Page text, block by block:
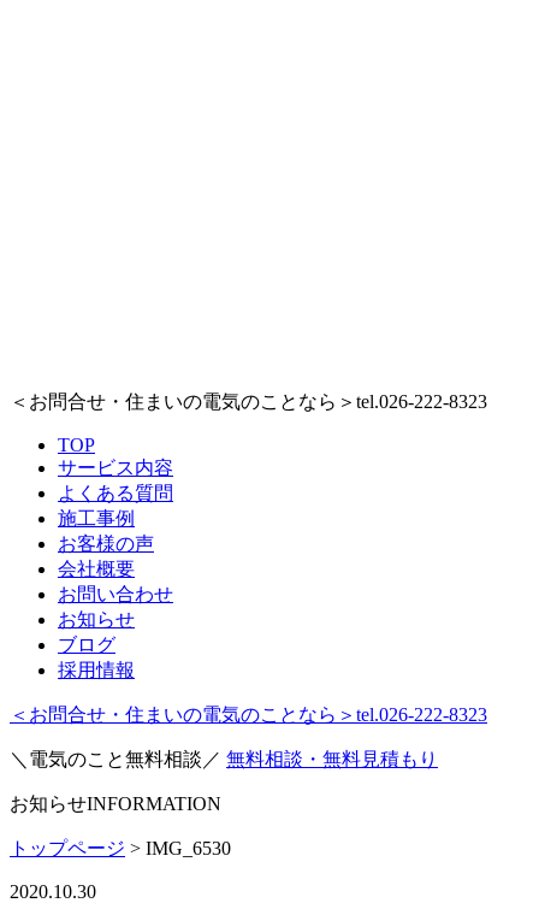
＜お問合せ・住まいの電気のことなら＞ tel.026-222-8323
TOP
サービス内容
よくある質問
施工事例
お客様の声
会社概要
お問い合わせ
お知らせ
ブログ
採用情報
＜お問合せ・住まいの電気のことなら＞ tel.026-222-8323
＼電気のこと無料相談／ 無料相談・無料見積もり
お知らせINFORMATION
トップページ > IMG_6530
2020.10.30